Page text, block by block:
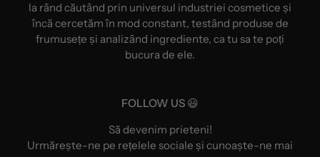
la rând căutând prin universul industriei cosmetice și
încă cercetăm în mod constant, testând produse de
frumusețe și analizând ingrediente, ca tu sa te poți
bucura de ele.
FOLLOW US 😃
Să devenim prieteni!
Urmărește-ne pe rețelele sociale și cunoaște-ne mai